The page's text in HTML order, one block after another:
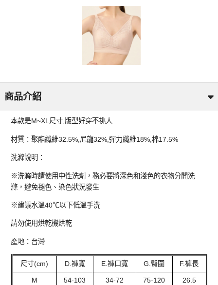
商品介紹
本款是M~XL尺寸,版型好穿不挑人
材質：聚酯纖維32.5%,尼龍32%,彈力纖維18%,棉17.5%
洗滌說明：
※洗滌時請使用中性洗劑，務必要將深色和淺色的衣物分開洗
滌，避免褪色、染色狀況發生
※建議水溫40℃以下低溫手洗
請勿使用烘乾機烘乾
產地：台灣
尺寸(cm) D.褲寬 E.褲口寬 G.臀圍 F.褲長
M 54-103 34-72 75-120 26.5